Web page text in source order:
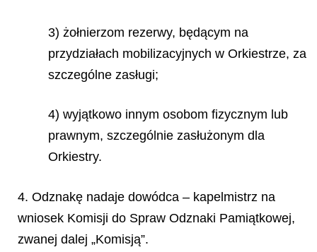
3) żołnierzom rezerwy, będącym na
przydziałach mobilizacyjnych w Orkiestrze, za
szczególne zasługi;
4) wyjątkowo innym osobom fizycznym lub
prawnym, szczególnie zasłużonym dla
Orkiestry.
4. Odznakę nadaje dowódca – kapelmistrz na
wniosek Komisji do Spraw Odznaki Pamiątkowej,
zwanej dalej „Komisją”.